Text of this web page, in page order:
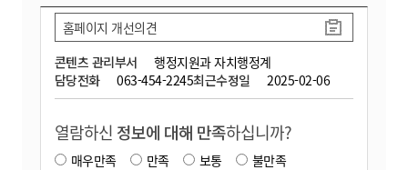
콘텐츠 관리부서
행정지원과 자치행정계
담당전화
063-454-2245최근수정일 2025-02-06
홈페이지 개선의견
열람하신 정보에 대해 만족하십니까?
매우만족 만족 보통
불만족